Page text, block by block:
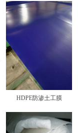
HDPE防渗土工膜